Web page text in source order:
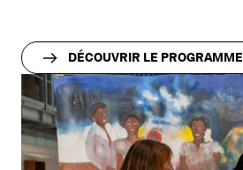
DÉCOUVRIR LE PROGRAMME